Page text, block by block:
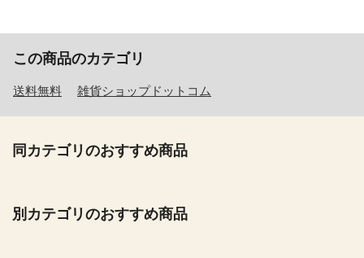
この商品のカテゴリ
送料無料 雑貨ショップドットコム
同カテゴリのおすすめ商品
別カテゴリのおすすめ商品